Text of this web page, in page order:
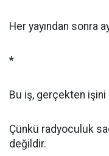
Her yayından sonra
*
Bu iş, gerçekten işini
Çünkü radyoculuk
değildir.